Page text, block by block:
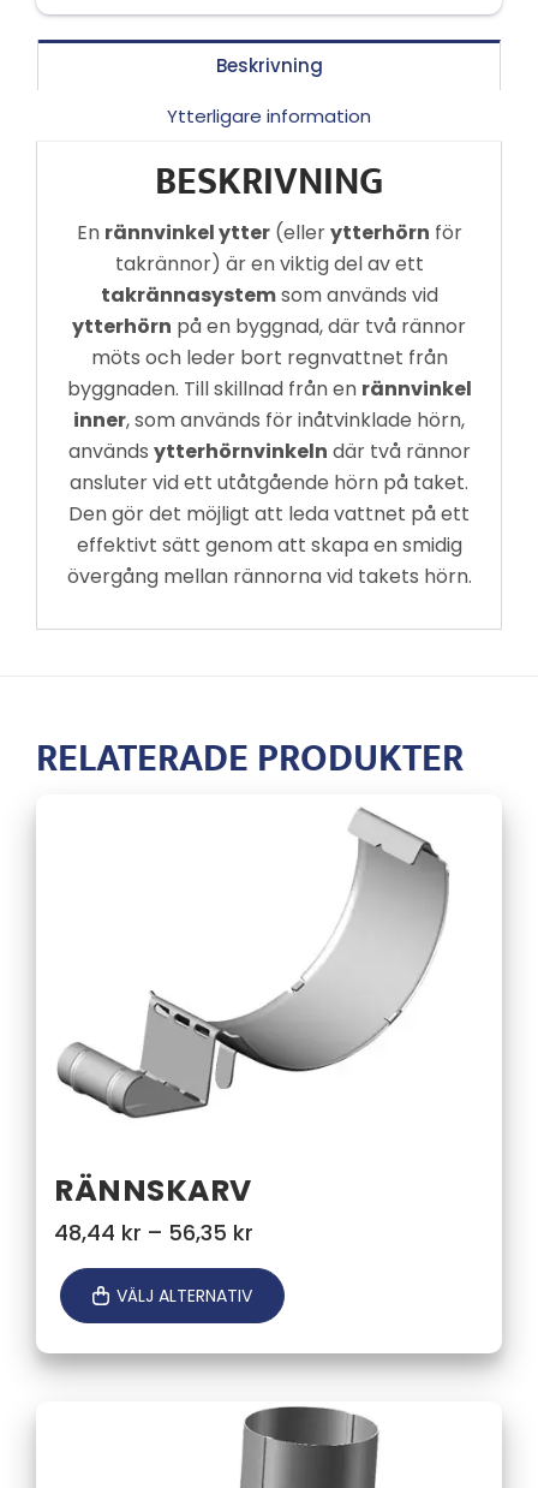
Beskrivning
Ytterligare information
BESKRIVNING
En rännvinkel ytter(ellerytterhörn för
takrännor) är en viktig del av ett
takrännasystemsom används vid
ytterhörn på en byggnad, där två rännor
möts och leder bort regnvattnet från
byggnaden. Till skillnad från en rännvinkel
inner, som används för inåtvinklade hörn,
används ytterhörnvinkeln där två rännor
ansluter vid ett utåtgående hörn på taket.
Den gör det möjligt att leda vattnet på ett
effektivt sätt genom att skapa en smidig
övergång mellan rännorna vid takets hörn.
RELATERADE PRODUKTER
RÄNNSKARV
48,44 kr – 56,35 kr
till
56,35 kr
VÄLJ ALTERNATIV